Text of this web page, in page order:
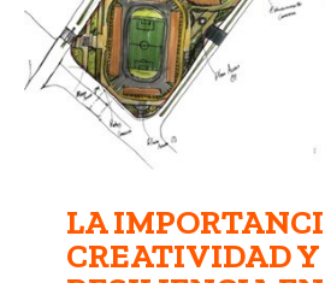
LA
CREATIVIDAD Y